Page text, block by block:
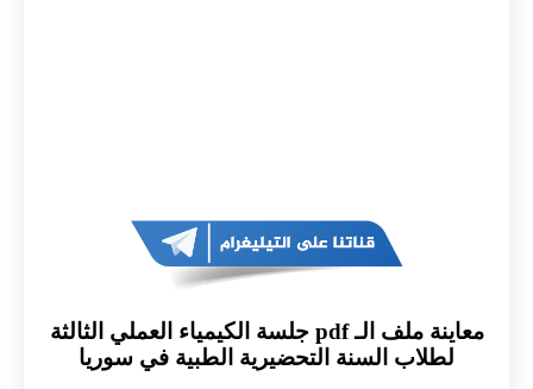
معاينة ملف الـ pdf جلسة الكيمياء العملي الثالثة
لطلاب السنة التحضيرية الطبية في سوريا